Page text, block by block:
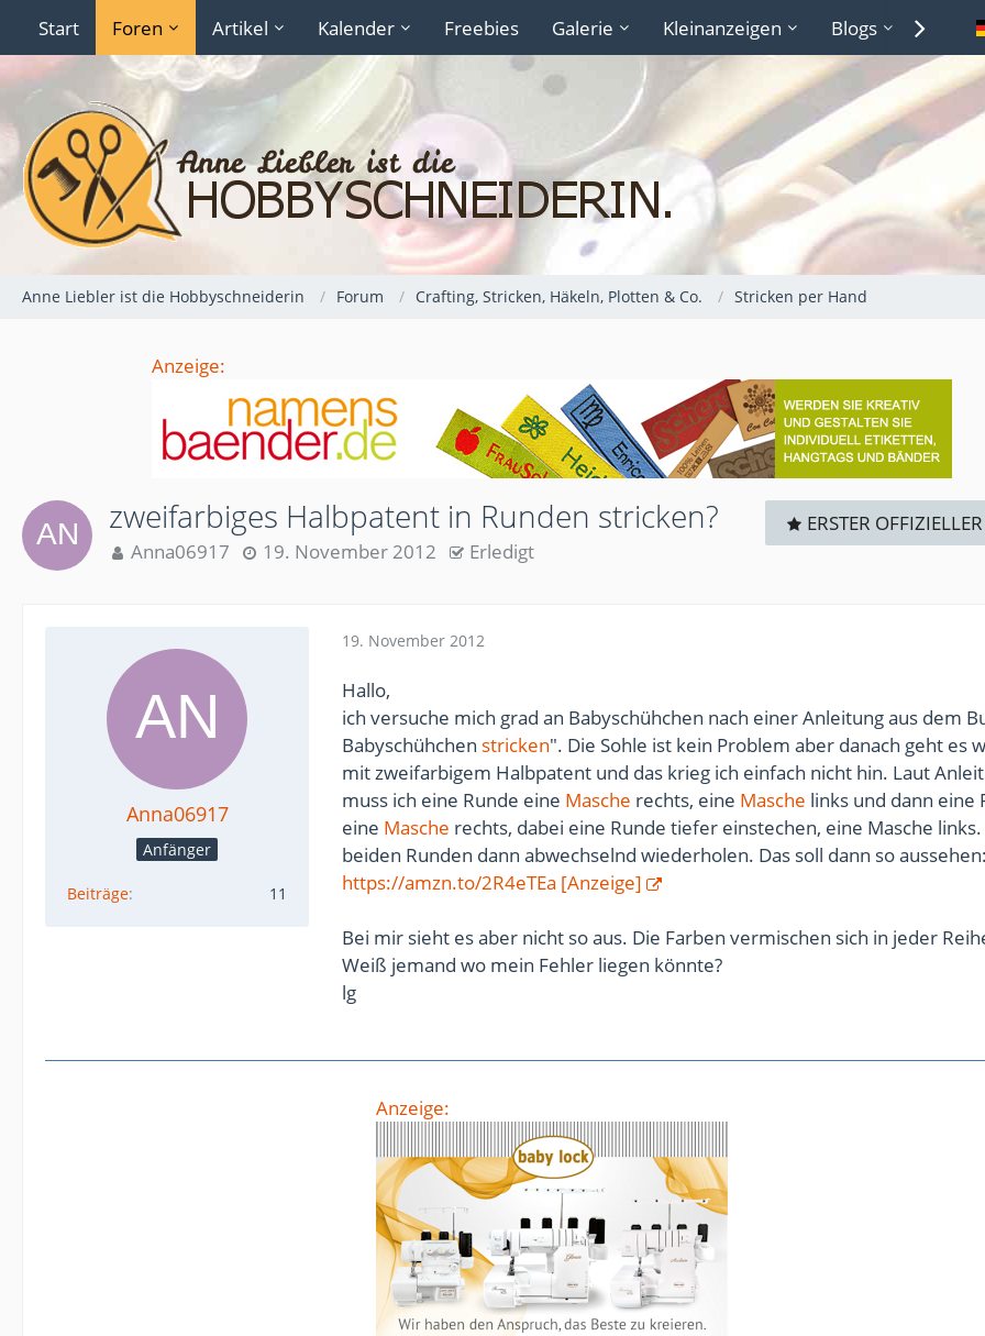
Start Foren Artikel Kalender Freebies Galerie Kleinanzeigen Blogs
Anne Liebler ist die Hobbyschneiderin Forum Crafting, Stricken, Häkeln, Plotten & Co. Stricken per Hand
Anzeige:
zweifarbiges Halbpatent in Runden stricken?
Anna06917 19. November 2012 Erledigt
ERSTER
Anna06917
Anfänger
Beiträge 11
19. November 2012
Hallo,
ich versuche mich grad an Babyschühchen nach einer Anleitung aus dem
Babyschühchen stricken". Die Sohle ist kein Problem aber danach geht es
mit zweifarbigem Halbpatent und das krieg ich einfach nicht hin. Laut
muss ich eine Runde eine Masche rechts, eine Masche links und dann eine
eine Masche rechts, dabei eine Runde tiefer einstechen, eine Masche
beiden Runden dann abwechselnd wiederholen. Das soll dann so
https://amzn.to/2R4eTEa [Anzeige]
Bei mir sieht es aber nicht so aus. Die Farben vermischen sich in jeder
Weiß jemand wo mein Fehler liegen könnte?
lg
Anzeige: